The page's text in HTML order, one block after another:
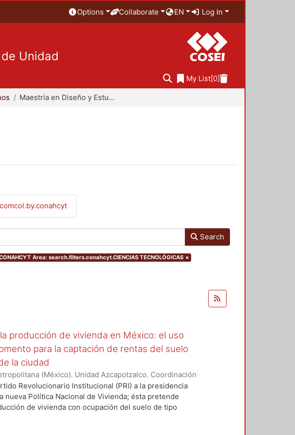
Options Collaborate EN Log In
Unidad
My List[0]
Maestría en Diseño y Estudios Urbanos
Search
Area: search.filters.conahcyt.CIENCIAS TECNOLÓGICAS ×
producción de vivienda en México: el uso
para la captación de rentas del suelo
la ciudad
(México). Unidad Azcapotzalco. Coordinación
,2018-01)Hernández, Felipe De Jesús
Revolucionario Institucional (PRI) a la presidencia
nueva Política Nacional de Vivienda; ésta pretende
de vivienda con ocupación del suelo de tipo